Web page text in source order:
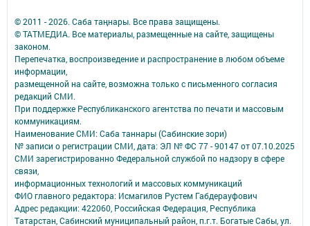
© 2011 - 2026. Саба таңнары. Все права защищены.
© ТАТМЕДИА. Все материалы, размещенные на сайте, защищены
законом.
Перепечатка, воспроизведение и распространение в любом объеме
информации,
размещенной на сайте, возможна только с письменного согласия
редакций СМИ.
При поддержке Республиканского агентства по печати и массовым
коммуникациям.
Наименование СМИ: Саба таннары (Сабинские зори)
№ записи о регистрации СМИ, дата: ЭЛ № ФС 77 - 90147 от 07.10.2025
СМИ зарегистрированно Федеральной службой по надзору в сфере
связи,
информационных технологий и массовых коммуникаций
ФИО главного редактора: Исмагилов Рустем Габдерауфович
Адрес редакции: 422060, Российская Федерация, Республика
Татарстан, Сабинский муниципальный район, п.г.т. Богатые Сабы, ул.